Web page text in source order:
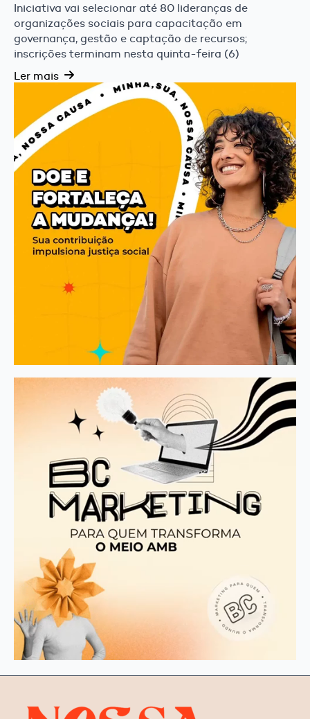
Iniciativa vai selecionar até 80 lideranças de
organizações sociais para capacitação em
governança, gestão e captação de recursos;
inscrições terminam nesta quinta-feira (6)
Ler mais